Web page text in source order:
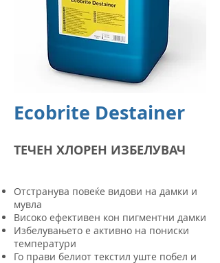
Ecobrite Destainer
ТЕЧЕН ХЛОРЕН ИЗБЕЛУВАЧ
​Отстранува повеќе видови на дамки и
мувла
Високо ефективен кон пигментни дамки
Избелувањето е активно на пониски
температури
Го прави белиот текстил уште побел и